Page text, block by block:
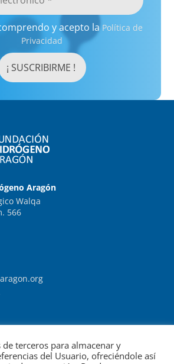
y acepto la Política de
Privacidad
Aragón
Walqa
566
terceros para almacenar y
del Usuario, ofreciéndole así